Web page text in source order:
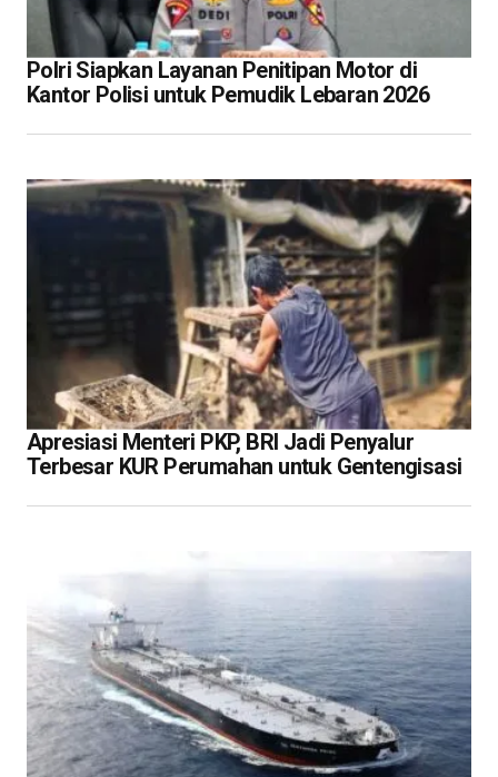
Polri Siapkan Layanan Penitipan Motor di
Kantor Polisi untuk Pemudik Lebaran 2026
Apresiasi Menteri PKP, BRI Jadi Penyalur
Terbesar KUR Perumahan untuk Gentengisasi